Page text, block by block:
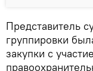
Представитель
группировки
закупки с